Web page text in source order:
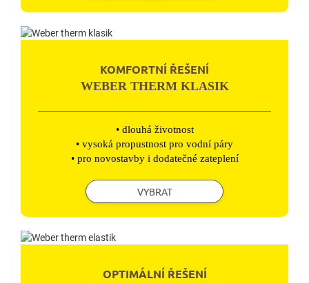
KOMFORTNÍ ŘEŠENÍ
WEBER THERM KLASIK
• dlouhá životnost
• vysoká propustnost pro vodní páry
• pro novostavby i dodatečné zateplení
VYBRAT
OPTIMÁLNÍ ŘEŠENÍ